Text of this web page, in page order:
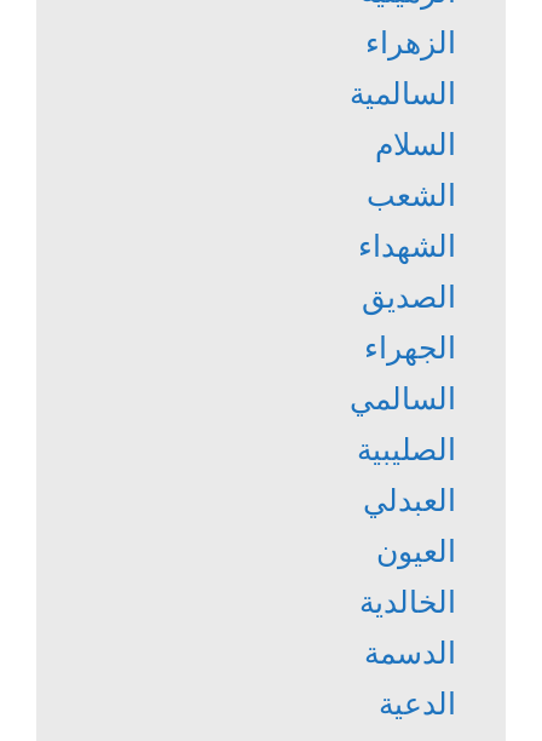
الزهراء
السالمية
السلام
الشعب
الشهداء
الصديق
الجهراء
السالمي
الصليبية
العبدلي
العيون
الخالدية
الدسمة
الدعية